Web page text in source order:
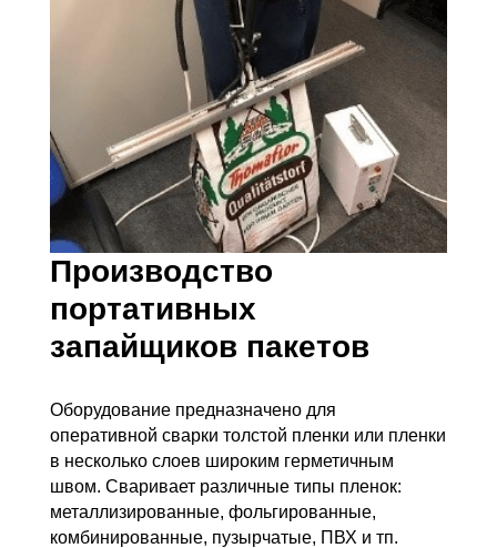
Производство
портативных
запайщиков пакетов
Оборудование предназначено для
оперативной сварки толстой пленки или пленки
в несколько слоев широким герметичным
швом. Сваривает различные типы пленок:
металлизированные, фольгированные,
комбинированные, пузырчатые, ПВХ и тп.